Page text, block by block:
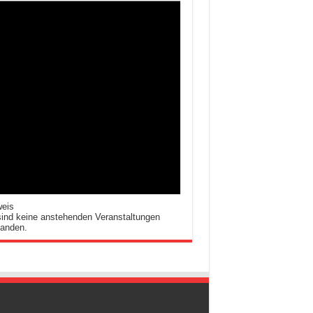
keine anstehenden Veranstaltungen